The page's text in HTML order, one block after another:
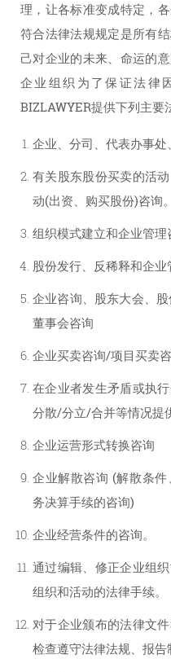
理，让各标准变成特定，
符合法律法规规定是所有
己对企业的未来、命运的
企业组织为了保证法律
BIZLAWYER提供下列主要
企业、分司、代表办事
有关股东股份买卖的活
动(出资、购买股份)咨询。
组织模式建立和企业管理
股份发行、反稀释和企业
企业咨询、股东大会、
董事会咨询
企业买卖咨询/项目买卖
在企业者发生矛盾或执
分散/分立/合并等情况提
企业运营形式转换咨询
企业解散咨询 (解散条
务决算手续的咨询)
企业经营条件的咨询。
通过编辑、修正企业组
组织和活动的法律手续。
对于企业颁布的法律文
检查遵守法律法规、报告